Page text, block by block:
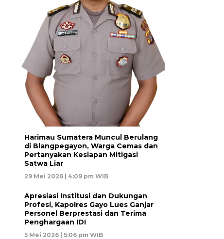
Harimau Sumatera Muncul Berulang
di Blangpegayon, Warga Cemas dan
Pertanyakan Kesiapan Mitigasi
Satwa Liar
29 Mei 2026 | 4:09 pm WIB
Apresiasi Institusi dan Dukungan
Profesi, Kapolres Gayo Lues Ganjar
Personel Berprestasi dan Terima
Penghargaan IDI
5 Mei 2026 | 5:06 pm WIB